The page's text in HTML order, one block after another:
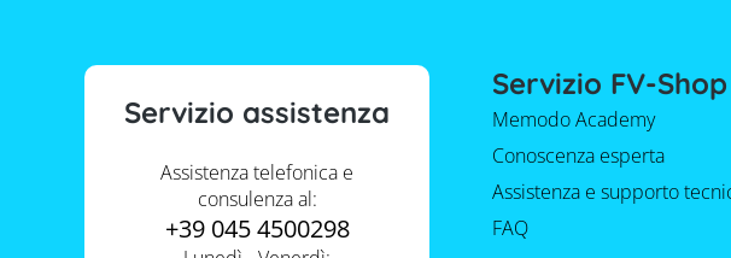
Servizio assistenza
Assistenza telefonica e
consulenza al:
+39 045 4500298
Servizio FV-Shop
Memodo Academy
Conoscenza esperta
Assistenza e supporto
FAQ